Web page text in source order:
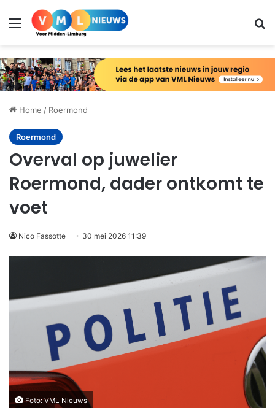
Menu
Home / Roermond
Roermond
Overval op juwelier
Roermond, dader ontkomt te
voet
Nico Fassotte 30 mei 2026 11:39
Foto: VML Nieuws